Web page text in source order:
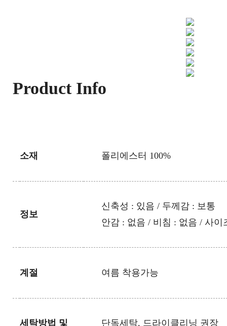
Product Info
소재 폴리에스터 100%
정보
신축성 : 있음 / 두께감 : 보통
안감 : 없음 / 비침 : 없음 / 사이
계절 여름 착용가능
세탁방법 및 단독세탁, 드라이클리닝 권장